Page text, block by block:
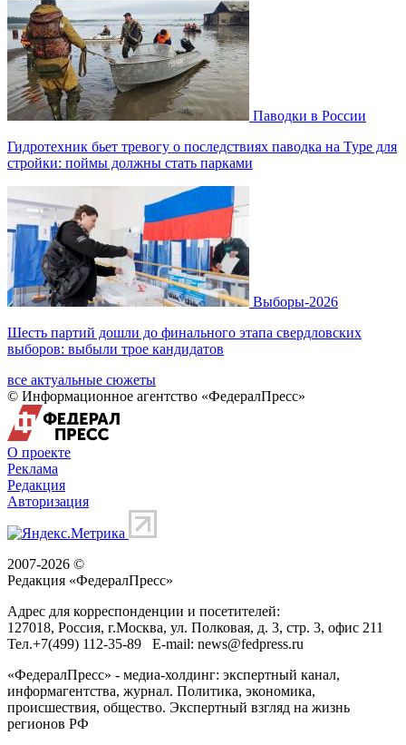
Паводки в России
Гидротехник бьет тревогу о последствиях паводка на Туре для
стройки: поймы должны стать парками
Выборы-2026
Шесть партий дошли до финального этапа свердловских
выборов: выбыли трое кандидатов
все актуальные сюжеты
© Информационное агентство «ФедералПресс»
О проекте
Реклама
Редакция
Авторизация
2007-2026 ©
Редакция «ФедералПресс»
Адрес для корреспонденции и посетителей:
127018, Россия, г.Москва, ул. Полковая, д. 3, стр. 3, офис 211
Тел.+7(499) 112-35-89 E-mail: news@fedpress.ru
«ФедералПресс» - медиа-холдинг: экспертный канал,
информагентства, журнал. Политика, экономика,
происшествия, общество. Экспертный взгляд на жизнь
регионов РФ